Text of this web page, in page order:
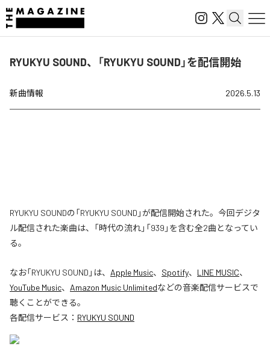
RYUKYU SOUND、「RYUKYU SOUND」を配信開始
新曲情報 2026.5.13
RYUKYU SOUNDの「RYUKYU SOUND」が配信開始された。今回デジタ
ル配信された楽曲は、「時代の流れ」「939」を含む全2曲となってい
る。
なお「RYUKYU SOUND 」は、 Apple Music、 Spotify、 LINE MUSIC、
YouTube Music、 Amazon Music Unlimitedなどの音楽配信サービスで
聴くことができる。
各配信サービス： RYUKYU SOUND